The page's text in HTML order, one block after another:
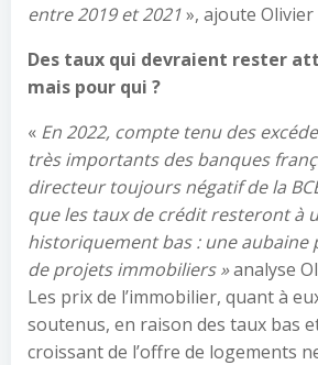
entre 2019 et 2021», ajoute Olivier
Des taux qui devraient rester
mais pour qui ?
« En 2022, compte tenu des
très importants des banques
directeur toujours négatif de la
que les taux de crédit resteront à
historiquement bas : une aubaine
de projets immobiliers »analyse
Les prix de l’immobilier, quant à
soutenus, en raison des taux bas
croissant de l’offre de logements